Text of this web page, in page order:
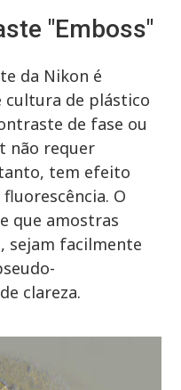
"Emboss"
da Nikon é
cultura de plástico
de fase ou
não requer
tem efeito
O
que amostras
sejam facilmente
clareza.